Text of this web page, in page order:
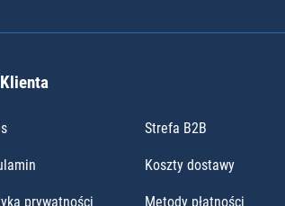
prywatności
Strefa B2B
Koszty dostawy
Metody płatności